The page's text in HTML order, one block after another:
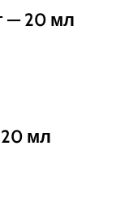
— 20 мл
мл